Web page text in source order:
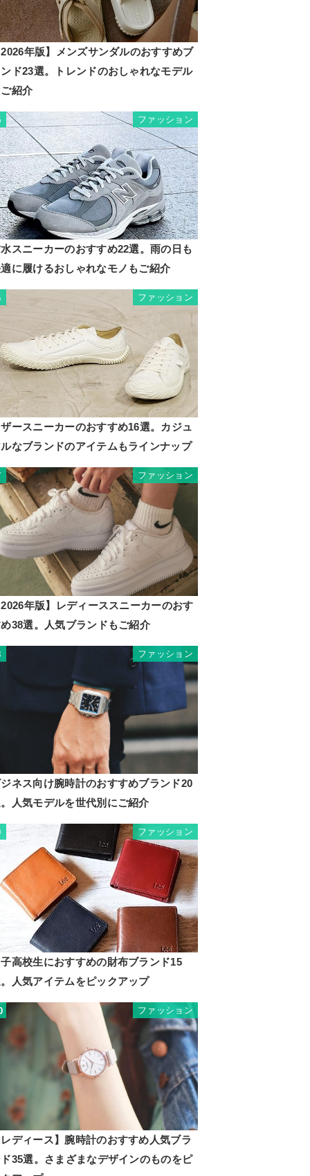
年版】メンズサンダルのおすすめブ
ド23選。トレンドのおしゃれなモデル
紹介
ファッション
スニーカーのおすすめ22選。雨の日も
に履けるおしゃれなモノもご紹介
ファッション
ースニーカーのおすすめ16選。カジュ
なブランドのアイテムもラインナップ
ファッション
年版】レディーススニーカーのおす
38選。人気ブランドもご紹介
ファッション
ネス向け腕時計のおすすめブランド20
人気モデルを世代別にご紹介
ファッション
高校生におすすめの財布ブランド15
人気アイテムをピックアップ
ファッション
ディース】腕時計のおすすめ人気ブラ
35選。さまざまなデザインのものをピ